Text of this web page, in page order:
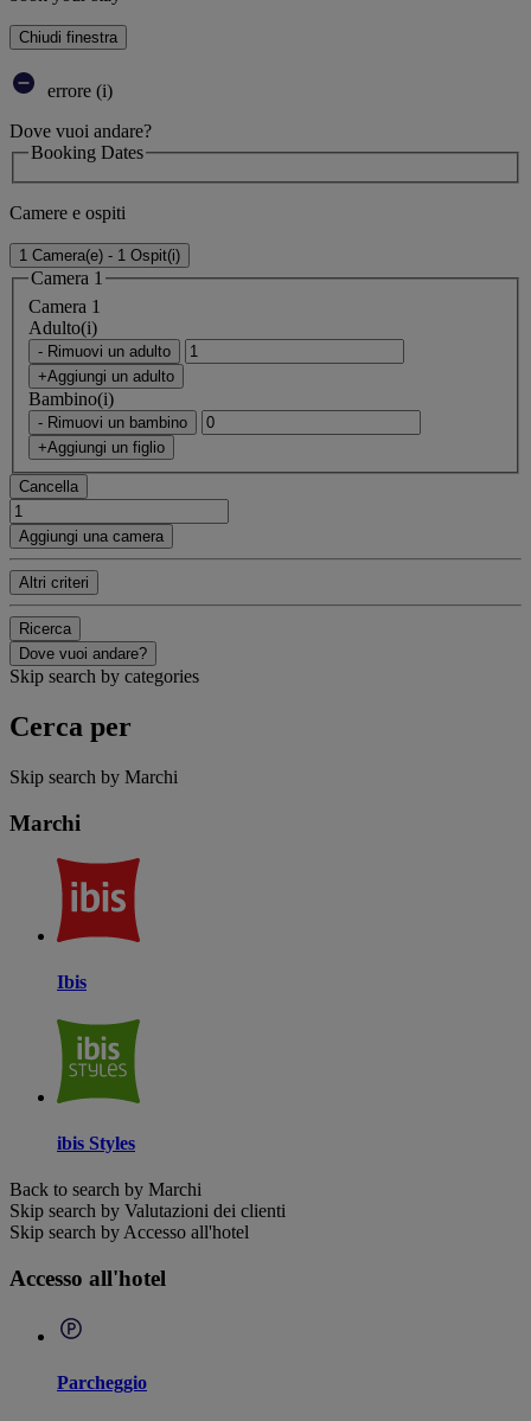
Chiudi finestra
errore (i)
Dove vuoi andare?
Booking Dates
Camere e ospiti
1 Camera(e) - 1 Ospit(i)
Camera 1
Camera 1
Adulto(i)
- Rimuovi un adulto
+Aggiungi un adulto
Bambino(i)
- Rimuovi un bambino
+Aggiungi un figlio
Cancella
Aggiungi una camera
Altri criteri
Ricerca
Dove vuoi andare?
Skip search by categories
Cerca per
Skip search by Marchi
Marchi
Ibis
ibis Styles
Back to search by Marchi
Skip search by Valutazioni dei clienti
Skip search by Accesso all'hotel
Accesso all'hotel
Parcheggio